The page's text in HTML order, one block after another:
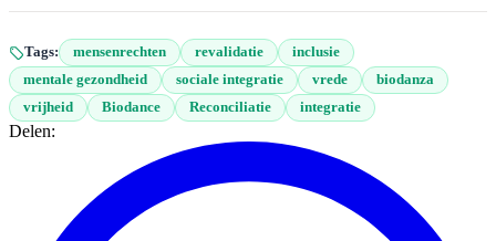
Tags: mensenrechten revalidatie
inclusie
mentale gezondheid
sociale integratie vrede
biodanza
vrijheid
Biodance Reconciliatie integratie
Delen: